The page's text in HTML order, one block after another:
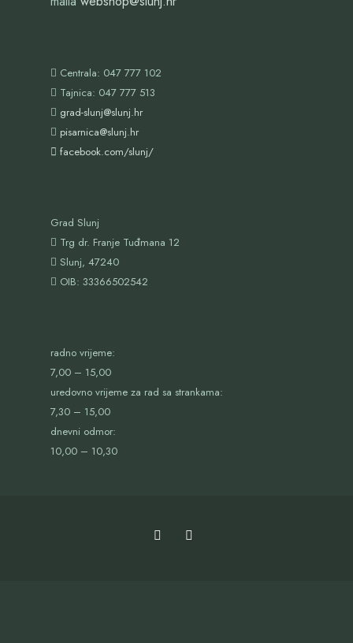
Centrala: 047 777 102
Tajnica: 047 777 513
grad-slunj@slunj.hr
pisarnica@slunj.hr
facebook.com/slunj/
Grad Slunj
Trg dr. Franje Tuđmana 12
Slunj, 47240
OIB: 33366502542
radno vrijeme:
7,00 – 15,00
uredovno vrijeme za rad sa strankama:
7,30 – 15,00
dnevni odmor:
10,00 – 10,30